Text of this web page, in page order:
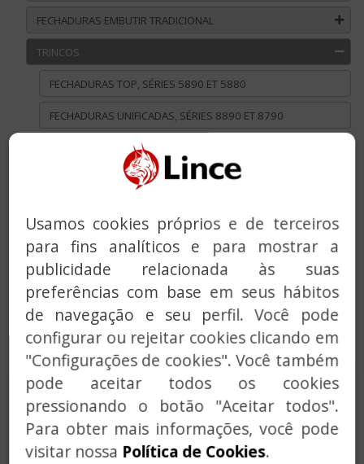
FECHADURAS EMBUTIR TRADICIONAL
TRINCOS
FECHADURAS TOP, SÉRIES 5890 ET 5880
FECHADURAS UNIFICADAS, SÉRIES 8890 ET 8790
FECHADURAS SOBREPOR
FECHADURAS COM ALARME INTEGRADA
MOLA PARA PORTAS
ACESSOS COMUNS
SERVIÇO CHAVES
SOLUÇÕES PERSONALIZADAS
FECHADURAS TOP,
SÉRIES 5890 ET
5880
Usamos cookies próprios e de terceiros
para fins analíticos e para mostrar a
publicidade relacionada às suas
preferências com base em seus hábitos
de navegação e seu perfil. Você pode
configurar ou rejeitar cookies clicando em
"Configurações de cookies". Você também
pode aceitar todos os cookies
pressionando o botão "Aceitar todos".
Para obter mais informações, você pode
visitar nossa Política de Cookies.